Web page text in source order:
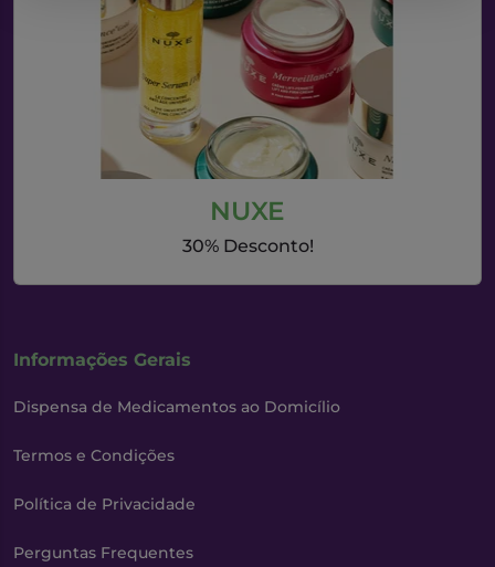
NUXE
30% Desconto!
Informações Gerais
Dispensa de Medicamentos ao Domicílio
Termos e Condições
Política de Privacidade
Perguntas Frequentes